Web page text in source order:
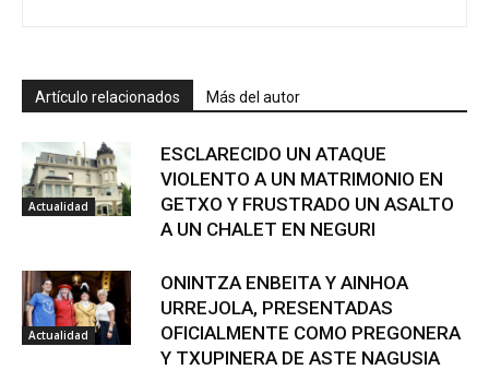
Artículo relacionados Más del autor
Actualidad
ESCLARECIDO UN ATAQUE
VIOLENTO A UN MATRIMONIO EN
GETXO Y FRUSTRADO UN ASALTO
A UN CHALET EN NEGURI
Actualidad
ONINTZA ENBEITA Y AINHOA
URREJOLA, PRESENTADAS
OFICIALMENTE COMO PREGONERA
Y TXUPINERA DE ASTE NAGUSIA